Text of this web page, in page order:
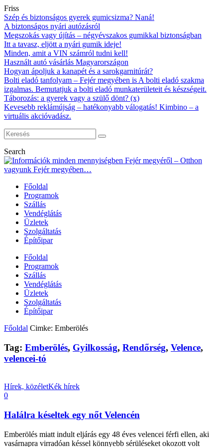
Friss
Szép és biztonságos gyerek gumicsizma? Naná!
A biztonságos nyári autózásról
Megszokás vagy újítás – négyévszakos gumikkal biztonságban
Itt a tavasz, eljött a nyári gumik ideje!
Minden, amit a VIN számról tudni kell!
Használt autó vásárlás Magyarországon
Hogyan ápoljuk a kanapét és a sarokgarnitúrát?
Bolti eladó tanfolyam – Fejér megyében is A bolti eladó szakma
izgalmas. Bemutatjuk a bolti eladó munkaterületeit és készségeit.
Táborozás: a gyerek vagy a szülő dönt? (x)
Kevesebb reklámújság – hatékonyabb válogatás! Kimbino – a
virtuális akcióvadász.
Search
Főoldal
Programok
Szállás
Vendéglátás
Üzletek
Szolgáltatás
Építőipar
Főoldal
Programok
Szállás
Vendéglátás
Üzletek
Szolgáltatás
Építőipar
Főoldal Cimke: Emberölés
Tag: Emberölés, Gyilkosság, Rendőrség, Velence,
velencei-tó
Hírek, közéletKék hírek
0
Halálra késeltek egy nőt Velencén
Emberölés miatt indult eljárás egy 48 éves velencei férfi ellen, aki
vasárnapra virradóan késsel könnyebb sérüléseket okozott volt